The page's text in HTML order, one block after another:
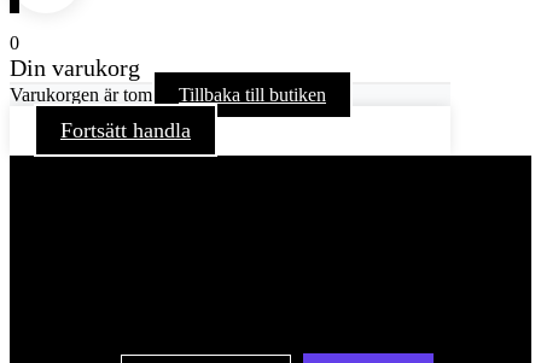
0
Din varukorg
Varukorgen är tom Tillbaka till butiken
Fortsätt handla